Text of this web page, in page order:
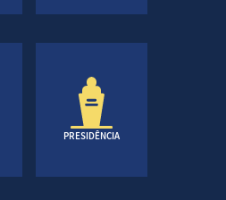
PRESIDÊNCIA